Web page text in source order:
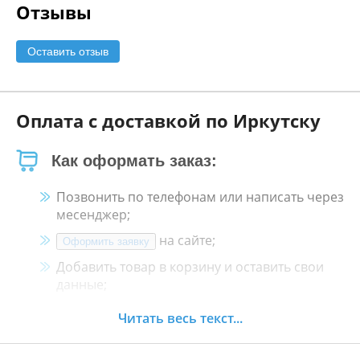
Отзывы
Оставить отзыв
Оплата с доставкой по Иркутску
Как оформать заказ:
Позвонить по телефонам или написать через
месенджер;
Оформить заявку
на сайте;
Добавить товар в корзину и оставить свои
данные;
Менеджер свяжется с Вами в течение 30
Читать весь текст...